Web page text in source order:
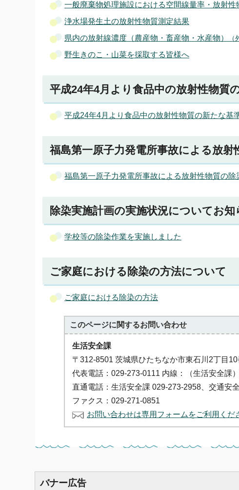
一般廃棄物処理施設における空間線量率・放射性
浄水場発生土の放射性物質測定結果
県内の放射線濃度（農産物・畜産物・水産物）
野生きのこ・山菜を採取する皆様へ
平成24年4月より食品中の放射性物質
平成24年4月より食品中の放射性物質の新たな基
福島第一原子力発電所事故による放
福島第一原子力発電所事故による放射性物質の除
除染実施計画の実施状況についてお
学校等の除染作業を実施しました
ご家庭における除染の方法について
ご家庭における除染の方法
このページに関するお問い合わせ
生活安全課
〒312-8501 茨城県ひたちなか市東石川2丁目
代表電話：029-273-0111 内線：（生活安全課
直通電話：生活安全課 029-273-2958、交通安
ファクス：029-271-0851
お問い合わせは専用フォームをご利用くだ
バナー広告